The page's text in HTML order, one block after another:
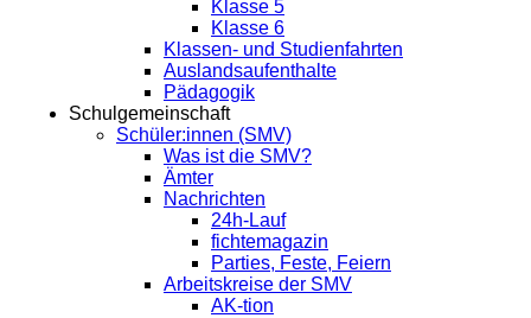
Klasse 5
Klasse 6
Klassen- und Studienfahrten
Auslandsaufenthalte
Pädagogik
Schulgemeinschaft
Schüler:innen (SMV)
Was ist die SMV?
Ämter
Nachrichten
24h-Lauf
fichtemagazin
Parties, Feste, Feiern
Arbeitskreise der SMV
AK-tion